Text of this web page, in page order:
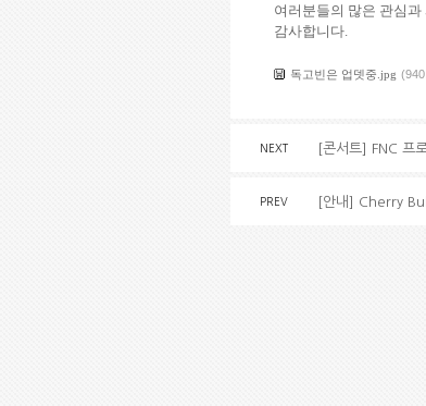
여러분들의 많은 관심
감사합니다
독고빈은 업뎃중.jpg
NEXT [콘서트] FNC 프
PREV [안내] Cherry